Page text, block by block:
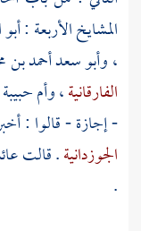
المشايخ الأربعة :
،وأبو سعد أحمد بن
الفارقانية،وأم
- إجازة - قالوا :
الجوزدانية. قالت
.